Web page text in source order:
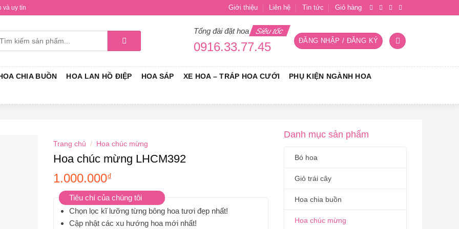
và uy tín Giới thiệu Liên hệ Tin tức Giỏ hàng
Tổng đài đặt hoa Siêu tốc
0916.33.77.45 ĐĂNG NHẬP / ĐĂNG KÝ
CHIA BUỒN HOA LAN HỒ ĐIỆP HOA SÁP XE HOA – TRÁP HOA CƯỚI PHỤ KIỆN NGÀNH HOA
Danh mục sản phẩm
Bó hoa
Giỏ trái cây
Hoa chia buồn
Hoa chúc mừng
Trang chủ / Hoa chúc mừng
Hoa chúc mừng LHCM392
1.000.000₫
Tiêu chí của chúng tôi
Chọn lọc kĩ lưỡng từng bông hoa tươi đẹp nhất!
Cập nhật các xu hướng hoa mới nhất!